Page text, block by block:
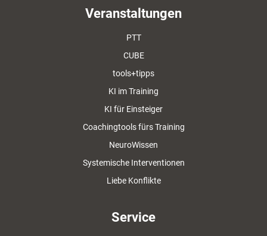
Veranstaltungen
PTT
CUBE
tools+tipps
KI im Training
KI für Einsteiger
Coachingtools fürs Training
NeuroWissen
Systemische Interventionen
Liebe Konflikte
Service